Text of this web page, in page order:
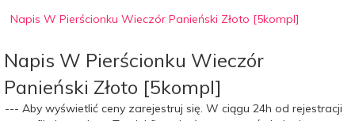
Napis W Pierścionku Wieczór Panieński Złoto [5kompl]
Napis W Pierścionku Wieczór
Panieński Złoto [5kompl]
--- Aby wyświetlić ceny zarejestruj się. W ciągu 24h od rejestracji